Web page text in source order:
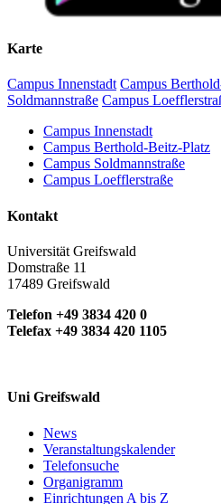
Karte
Campus Innenstadt Campus
Soldmannstraße Campus
Campus Innenstadt
Campus Berthold-Beitz-Platz
Campus Soldmannstraße
Campus Loefflerstraße
Kontakt
Universität Greifswald
Domstraße 11
17489 Greifswald
Telefon +49 3834 420 0
Telefax +49 3834 420 1105
Uni Greifswald
News
Veranstaltungskalender
Telefonsuche
Organigramm
Einrichtungen A bis Z